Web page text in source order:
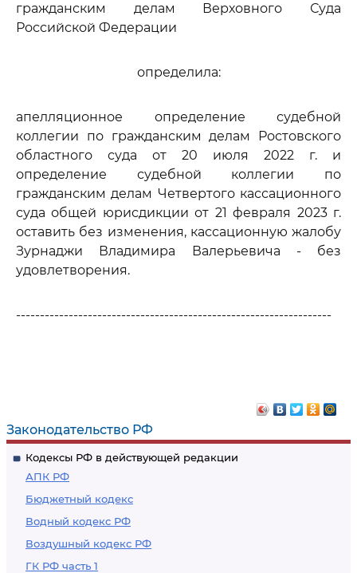
Законодательство РФ
Кодексы РФ в действующей редакции
АПК РФ
Бюджетный кодекс
Водный кодекс РФ
Воздушный кодекс РФ
ГК РФ часть 1
гражданским делам Верховного Суда
Российской Федерации
определила:
апелляционное определение судебной
коллегии по гражданским делам Ростовского
областного суда от 20 июля 2022 г. и
определение судебной коллегии по
гражданским делам Четвертого кассационного
суда общей юрисдикции от 21 февраля 2023 г.
оставить без изменения, кассационную жалобу
Зурнаджи Владимира Валерьевича - без
удовлетворения.
------------------------------------------------------------------